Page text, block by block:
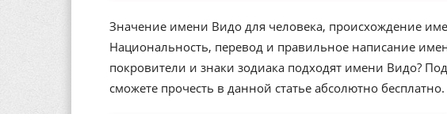
Значение имени Видо для человека, происхождение
Национальность, перевод и правильное написание
покровители и знаки зодиака подходят имени Видо?
сможете прочесть в данной статье абсолютно бесплатно.